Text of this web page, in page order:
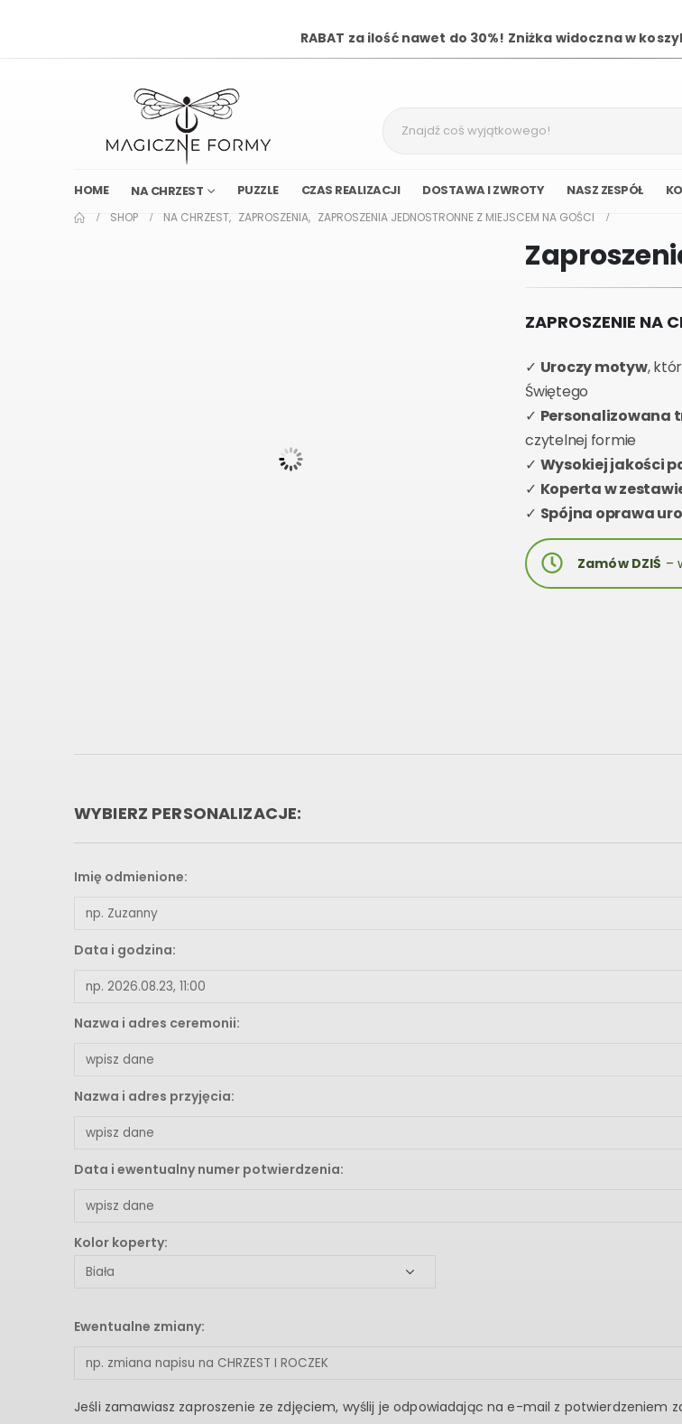
RABAT za ilość nawet do 30%! Zniżka widoczna w
HOME NA CHRZEST PUZZLE CZAS REALIZACJI DOSTAWA I ZWROTY NASZ ZESPÓŁ
SHOP NA CHRZEST, ZAPROSZENIA, ZAPROSZENIA JEDNOSTRONNE Z MIEJSCEM NA GOŚCI
ZAPROSZENIE NA
✓ Uroczy motyw,
Świętego
✓ Personalizowana
czytelnej formie
✓ Wysokiej jakości
✓ Koperta w
✓ Spójna oprawa
Zamów DZIŚ –
WYBIERZ PERSONALIZACJE:
Imię odmienione:
Data i godzina:
Nazwa i adres ceremonii:
Nazwa i adres przyjęcia:
Data i ewentualny numer potwierdzenia:
Kolor koperty:
Ewentualne zmiany:
Jeśli zamawiasz zaproszenie ze zdjęciem, wyślij je odpowiadając na e-mail z potwierdzeniem